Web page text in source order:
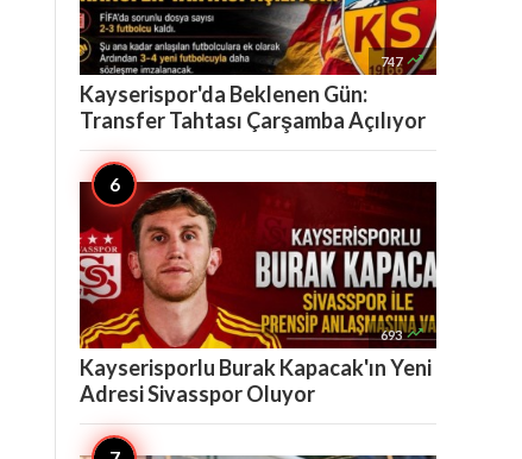
747 
Kayserispor'da Beklenen Gün:
Transfer Tahtası Çarşamba Açılıyor
693 
Kayserisporlu Burak Kapacak'ın Yeni
Adresi Sivasspor Oluyor